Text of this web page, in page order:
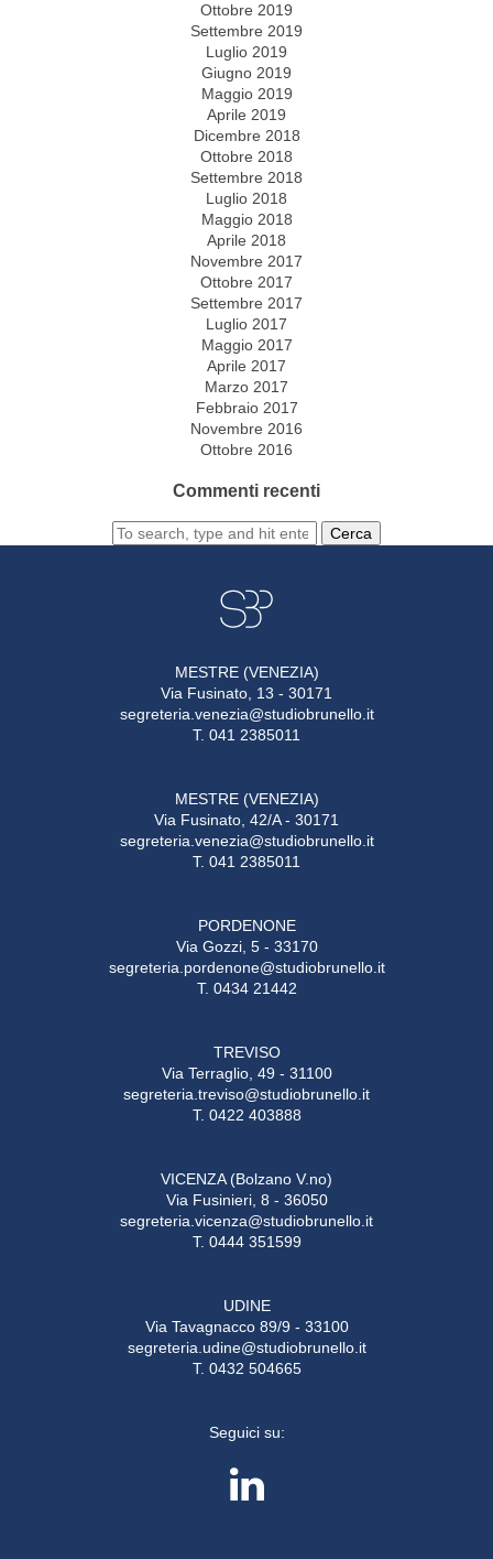
Ottobre 2019
Settembre 2019
Luglio 2019
Giugno 2019
Maggio 2019
Aprile 2019
Dicembre 2018
Ottobre 2018
Settembre 2018
Luglio 2018
Maggio 2018
Aprile 2018
Novembre 2017
Ottobre 2017
Settembre 2017
Luglio 2017
Maggio 2017
Aprile 2017
Marzo 2017
Febbraio 2017
Novembre 2016
Ottobre 2016
Commenti recenti
Cerca
MESTRE (VENEZIA)
Via Fusinato, 13 - 30171
segreteria.venezia@studiobrunello.it
T. 041 2385011
MESTRE (VENEZIA)
Via Fusinato, 42/A - 30171
segreteria.venezia@studiobrunello.it
T. 041 2385011
PORDENONE
Via Gozzi, 5 - 33170
segreteria.pordenone@studiobrunello.it
T. 0434 21442
TREVISO
Via Terraglio, 49 - 31100
segreteria.treviso@studiobrunello.it
T. 0422 403888
VICENZA (Bolzano V.no)
Via Fusinieri, 8 - 36050
segreteria.vicenza@studiobrunello.it
T. 0444 351599
UDINE
Via Tavagnacco 89/9 - 33100
segreteria.udine@studiobrunello.it
T. 0432 504665
Seguici su: